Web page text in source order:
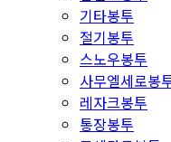
기타봉투
절기봉투
스노우봉투
사무엘세로봉
레자크봉투
통장봉투